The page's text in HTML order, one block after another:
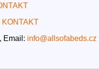
KONTAKT
Email: info@allsofabeds.cz